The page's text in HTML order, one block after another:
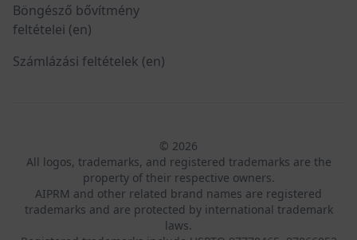
Böngésző bővítmény
feltételei (en)
Számlázási feltételek (en)
© 2026
All logos, trademarks, and registered trademarks are the
property of their respective owners.
AIPRM and other related brand names are registered
trademarks and are protected by international trademark
laws.